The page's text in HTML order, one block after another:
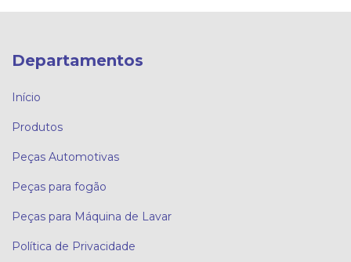
Departamentos
Início
Produtos
Peças Automotivas
Peças para fogão
Peças para Máquina de Lavar
Política de Privacidade